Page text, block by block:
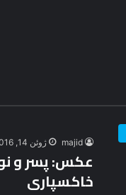
majid ژوئن 14, 2016
عکس: پسر و
خاکسپاری